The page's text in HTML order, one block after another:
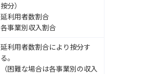
按分）
延利用者数割合
各事業別収入割合
延利用者数割合により按分す
る。
（困難な場合は各事業別の収入